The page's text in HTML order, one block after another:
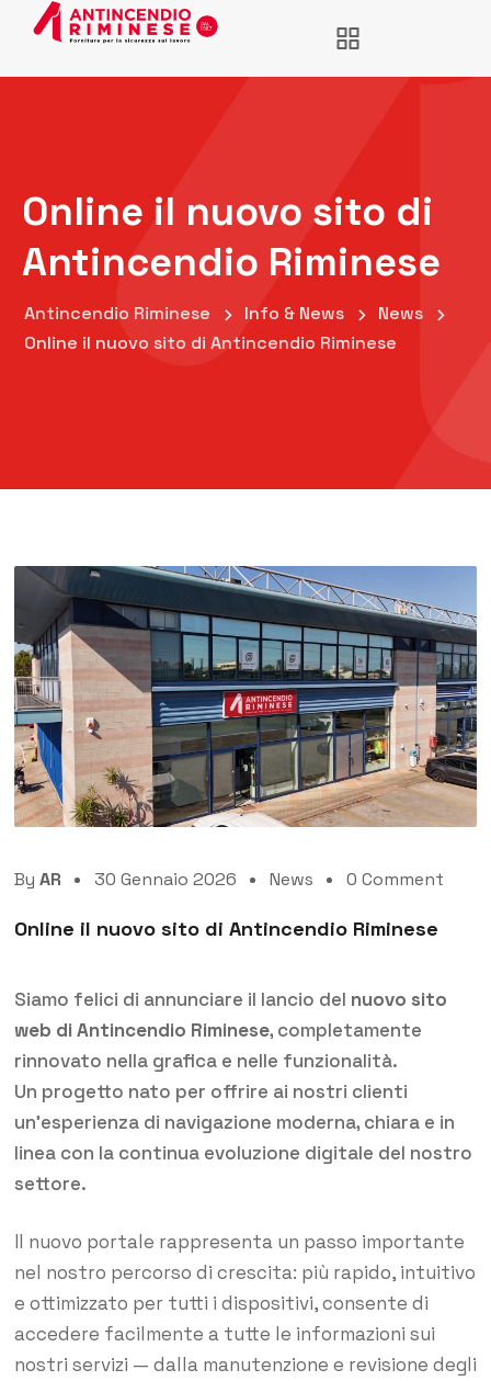
Online il nuovo sito di
Antincendio Riminese
Antincendio Riminese Info & News
News
Online il nuovo sito di Antincendio Riminese
By AR 30 Gennaio 2026 News 0 Comment
Online il nuovo sito di Antincendio Riminese
Siamo felici di annunciare il lancio del nuovo sito
web di Antincendio Riminese, completamente
rinnovato nella grafica e nelle funzionalità.
Un progetto nato per offrire ai nostri clienti
un’esperienza di navigazione moderna, chiara e in
linea con la continua evoluzione digitale del nostro
settore.
Il nuovo portale rappresenta un passo importante
nel nostro percorso di crescita: più rapido, intuitivo
e ottimizzato per tutti i dispositivi, consente di
accedere facilmente a tutte le informazioni sui
nostri servizi — dalla manutenzione e revisione degli